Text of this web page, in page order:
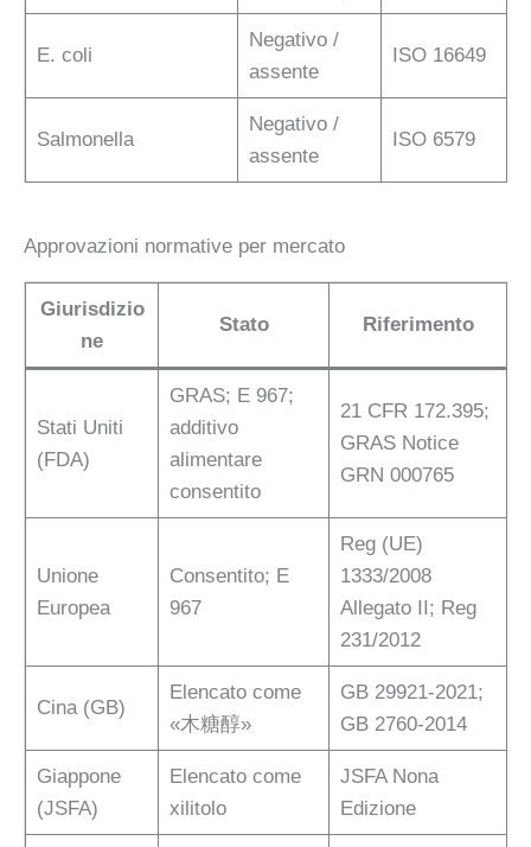
E. coli
Negativo /
assente
ISO 16649
Salmonella
Negativo /
assente
ISO 6579
Approvazioni normative per mercato
Giurisdizio
ne
Stato Riferimento
Stati Uniti
(FDA)
GRAS; E 967;
additivo
alimentare
consentito
21 CFR 172.395;
GRAS Notice
GRN 000765
Unione
Europea
Consentito; E
967
Reg (UE)
1333/2008
Allegato II; Reg
231/2012
Cina (GB)
Elencato come
«木糖醇»
GB 29921-2021;
GB 2760-2014
Giappone
(JSFA)
Elencato come
xilitolo
JSFA Nona
Edizione